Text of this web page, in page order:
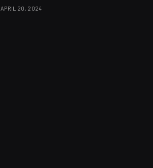
APRIL 20, 2024